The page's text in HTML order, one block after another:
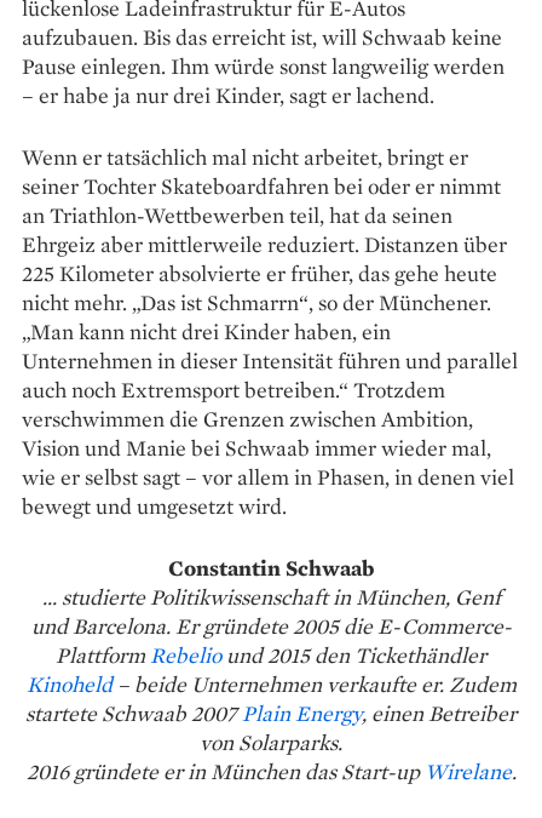
lückenlose Ladeinfrastruktur für E-Autos
aufzubauen. Bis das erreicht ist, will Schwaab keine
Pause einlegen. Ihm würde sonst langweilig werden
– er habe ja nur drei Kinder, sagt er lachend.
Wenn er tatsächlich mal nicht arbeitet, bringt er
seiner Tochter Skateboardfahren bei oder er nimmt
an Triathlon-Wettbewerben teil, hat da seinen
Ehrgeiz aber mittlerweile reduziert. Distanzen über
225 Kilometer absolvierte er früher, das gehe heute
nicht mehr. „Das ist Schmarrn“, so der Münchener.
„Man kann nicht drei Kinder haben, ein
Unternehmen in dieser ­Intensität führen und parallel
auch noch Extremsport betreiben.“ Trotzdem
verschwimmen die Grenzen zwischen Ambition,
Vision und Manie bei Schwaab immer wieder mal,
wie er selbst sagt – vor allem in Phasen, in denen viel
bewegt und umgesetzt wird.
Constantin Schwaab
... studierte Politikwissenschaft in München, Genf
und Barcelona. Er gründete 2005 die E-Commerce-
PlattformRebeliound 2015 den Tickethändler
Kinoheld– beide Unternehmen verkaufte er. Zudem
startete Schwaab 2007Plain Energy, einen Betreiber
von Solarparks.
2016 gründete er in München das Start-up Wirelane.